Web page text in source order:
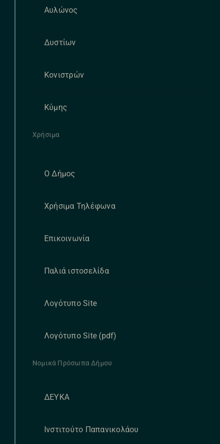
Αυλώνος
Δυστίων
Κονιστρών
Κύμης
Χρήσιμα
Ο Δήμος
Χρήσιμα Τηλέφωνα
Επικοινωνία
Παλιά ιστοσελίδα
Λογότυπο Site
Λογότυπο Site (pdf)
Νομικά Πρόσωπα Δήμου
ΔΕΥΚΑ
Ινστιτούτο Παπανικολάου